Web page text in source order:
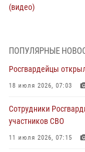
(видео)
Росгвардейцы в
29 июля 2026, 14:44
29 июля 2026, 14:37
Росгвардейцы
ПОПУЛЯРНЫЕ
Росгвардейцы
18 июля 2026, 07:03
Сотрудники
участников СВО
11 июля 2026, 07:15